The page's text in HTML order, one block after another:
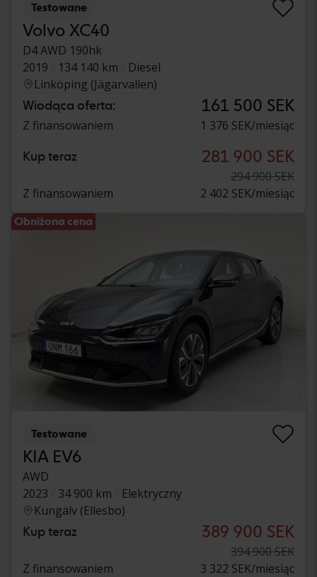
Testowane
Volvo XC40
D4 AWD 190hk
2019
134 140 km
Diesel
Linköping (Jägarvallen)
Wiodąca oferta: 161 500 SEK
Z finansowaniem 1 376 SEK/miesiąc
Kup teraz 281 900 SEK
294 900 SEK
Z finansowaniem
2 402 SEK/miesiąc
Obniżona cena
Testowane
KIA EV6
AWD
2023
34 900 km
Elektryczny
Kungälv (Ellesbo)
Kup teraz 389 900 SEK
394 900 SEK
Z finansowaniem
3 322 SEK/miesiąc